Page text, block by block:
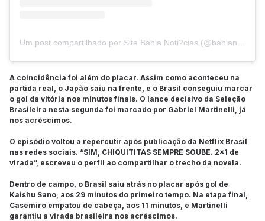
A coincidência foi além do placar. Assim como aconteceu na
partida real, o Japão saiu na frente, e o Brasil conseguiu marcar
o gol da vitória nos minutos finais. O lance decisivo da Seleção
Brasileira nesta segunda foi marcado por Gabriel Martinelli, já
nos acréscimos.
O episódio voltou a repercutir após publicação da Netflix Brasil
nas redes sociais. “SIM, CHIQUITITAS SEMPRE SOUBE. 2x1 de
virada”, escreveu o perfil ao compartilhar o trecho da novela.
Dentro de campo, o Brasil saiu atrás no placar após gol de
Kaishu Sano, aos 29 minutos do primeiro tempo. Na etapa final,
Casemiro empatou de cabeça, aos 11 minutos, e Martinelli
garantiu a virada brasileira nos acréscimos.